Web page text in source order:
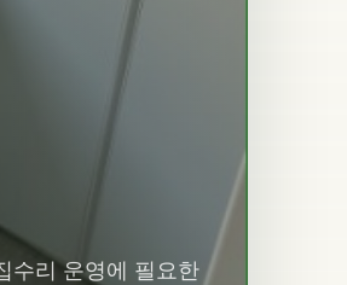
수리 운영에 필요한